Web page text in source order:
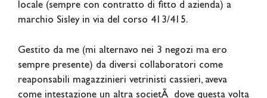
locale (sempre con contratto di fitto d azienda) a
marchio Sisley in via del corso 413/415.
Gestito da me (mi alternavo nei 3 negozi ma ero
sempre presente) da diversi collaboratori come
reaponsabili magazzinieri vetrinisti cassieri, aveva
come intestazione un altra societÃ dove questa volta